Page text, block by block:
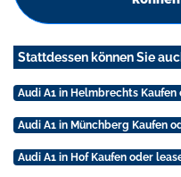
Stattdessen können Sie
Audi A1 in Helmbrechts Kaufen
Audi A1 in Münchberg Kaufen
Audi A1 in Hof Kaufen oder